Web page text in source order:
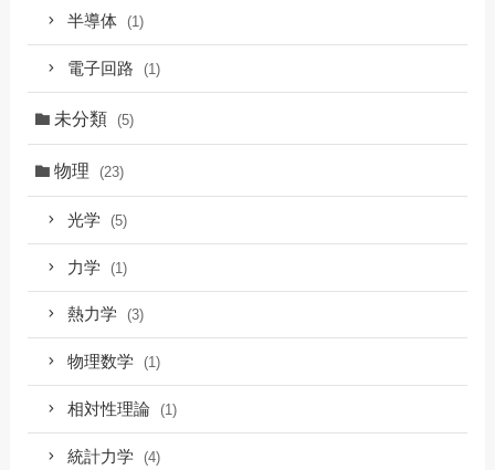
半導体 (1)
電子回路 (1)
未分類 (5)
物理 (23)
光学 (5)
力学 (1)
熱力学 (3)
物理数学 (1)
相対性理論 (1)
統計力学 (4)